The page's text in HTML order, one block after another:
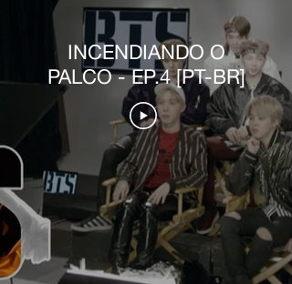
INCENDIANDO O
PALCO - EP.4 [PT-BR]